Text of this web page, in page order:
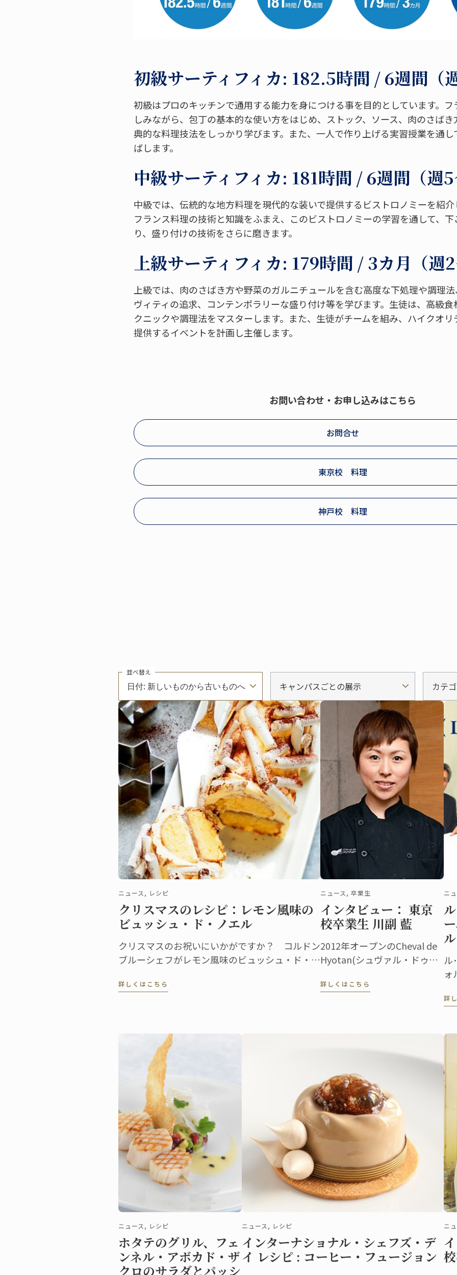
初級サーティフィカ: 182.5時間 / 6週間（
初級はプロのキッチンで通用する能力を身につける事を目的としています。
しみながら、包丁の基本的な使い方をはじめ、ストック、ソース、肉のさば
典的な料理技法をしっかり学びます。また、一人で作り上げる実習授業を通
ばします。
中級サーティフィカ: 181時間 / 6週間（週
中級では、伝統的な地方料理を現代的な装いで提供するビストロノミーを紹
フランス料理の技術と知識をふまえ、このビストロノミーの学習を通して、
り、盛り付けの技術をさらに磨きます。
上級サーティフィカ: 179時間 / 3カ月（週
上級では、肉のさばき方や野菜のガルニチュールを含む高度な下処理や調理
ヴィティの追求、コンテンポラリーな盛り付け等を学びます。生徒は、高級
クニックや調理法をマスターします。また、生徒がチームを組み、ハイクオ
提供するイベントを計画し主催します。
お問い合わせ・お申し込みはこちら
お問合せ
東京校 料理
神戸校 料理
日付: 新しいものから古いものへ
並べ替え
キャンパスごとの展示 カテ
ニュース, レシピ
クリスマスのレシピ：レモン風味の
ビュッシュ・ド・ノエル
クリスマスのお祝いにいかがですか？ コルドン
ブルーシェフがレモン風味のビュッシュ・ド・ノ
詳しくはこちら
ニュース, 卒業生
インタビュー： 東京
校卒業生 川副 藍
2012年オープンのCheval de
Hyotan(シュヴァル・ドゥ・
エリアに登場した本格フレン
詳しくはこちら
ニ
ル
ォ
ノ
詳
ニュース, レシピ
ホタテのグリル、フェ
ンネル・アボカド・ザ
クロのサラダとパッシ
ニュース, レシピ
インターナショナル・シェフズ・デ
イ レシピ : コーヒー・フュージョン
ニ